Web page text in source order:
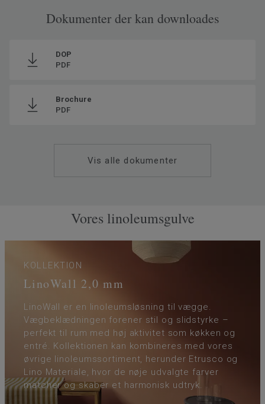
Ftalatindhold
100% Ftalatfri
Dokumenter der kan downloades
DOP
PDF
Brochure
PDF
Vis alle dokumenter
Vores linoleumsgulve
KOLLEKTION
LinoWall 2,0 mm
LinoWall er en linoleumsløsning til vægge.
Vægbeklædningen forener stil og slidstyrke –
perfekt til rum med høj aktivitet som køkken og
entré. Kollektionen kan kombineres med vores
øvrige linoleumssortiment, herunder Etrusco og
Lino Materiale, hvor de nøje udvalgte farver
matcher og skaber et harmonisk udtryk.